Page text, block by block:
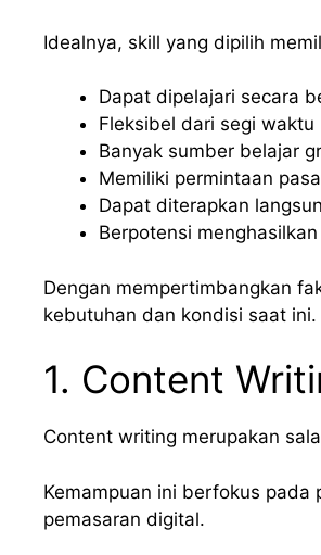
Idealnya, skill yang dipilih
Dapat dipelajari secara
Fleksibel dari segi waktu
Banyak sumber belajar
Memiliki permintaan
Dapat diterapkan
Berpotensi
Dengan mempertimbangkan
kebutuhan dan kondisi saat ini.
1. Content
Content writing merupakan
Kemampuan ini berfokus
pemasaran digital.